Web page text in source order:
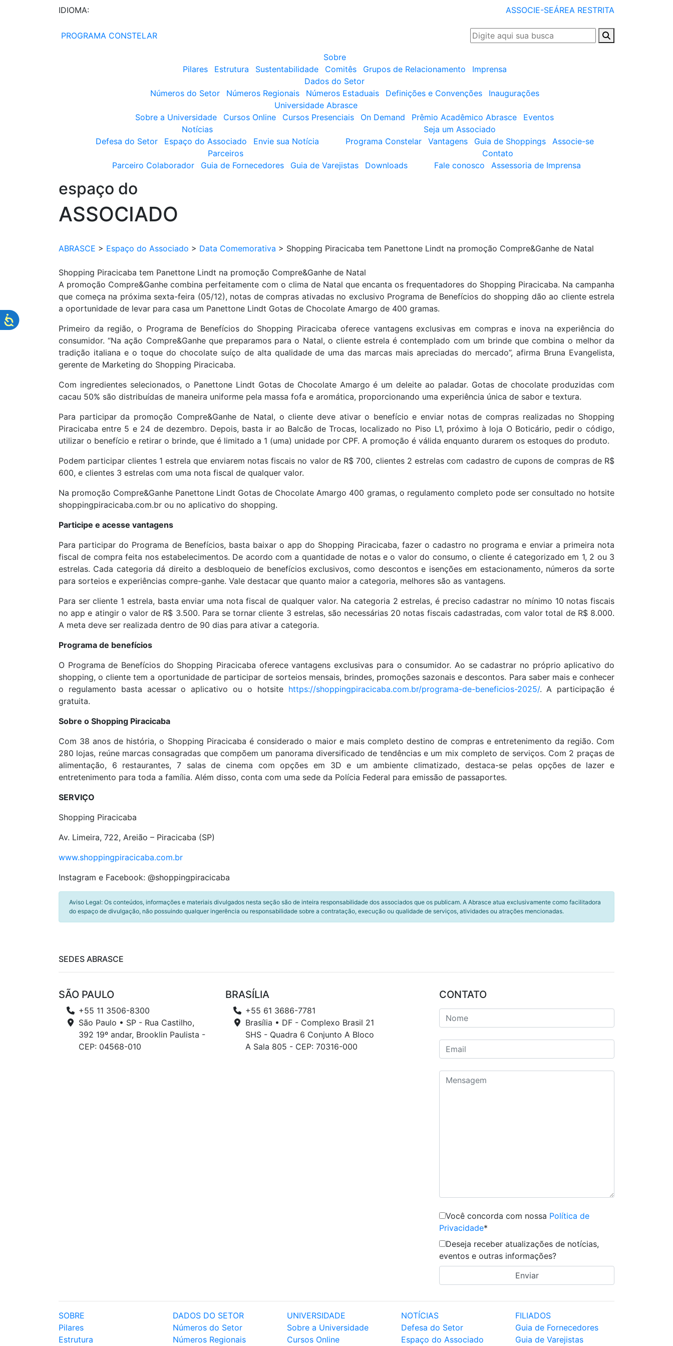
IDIOMA: ASSOCIE-SEÁREA RESTRITA
PROGRAMA CONSTELAR
Sobre
Pilares
Estrutura Sustentabilidade Comitês Grupos de Relacionamento
Imprensa
Dados do Setor
Números do Setor
Números Regionais Números Estaduais Definições e Convenções
Inaugurações
Universidade Abrasce
Sobre a Universidade
Cursos Online Cursos Presenciais On Demand Prêmio Acadêmico Abrasce
Eventos
Notícias
Defesa do Setor
Espaço do Associado Envie sua Notícia
Seja um Associado
Programa Constelar
Vantagens Guia de Shoppings
Associe-se
Parceiros
Parceiro Colaborador
Guia de Fornecedores Guia de Varejistas Downloads
Contato
Fale conosco
Assessoria de Imprensa
espaço do
ASSOCIADO
ABRASCE > Espaço do Associado > Data Comemorativa > Shopping Piracicaba tem Panettone Lindt na promoção Compre&Ganhe de Natal
Shopping Piracicaba tem Panettone Lindt na promoção Compre&Ganhe de Natal
A promoção Compre&Ganhe combina perfeitamente com o clima de Natal que encanta os frequentadores do Shopping Piracicaba. Na campanha
que começa na próxima sexta-feira (05/12), notas de compras ativadas no exclusivo Programa de Benefícios do shopping dão ao cliente estrela
a oportunidade de levar para casa um Panettone Lindt Gotas de Chocolate Amargo de 400 gramas.
Primeiro da região, o Programa de Benefícios do Shopping Piracicaba oferece vantagens exclusivas em compras e inova na experiência do
consumidor. “Na ação Compre&Ganhe que preparamos para o Natal, o cliente estrela é contemplado com um brinde que combina o melhor da
tradição italiana e o toque do chocolate suíço de alta qualidade de uma das marcas mais apreciadas do mercado”, afirma Bruna Evangelista,
gerente de Marketing do Shopping Piracicaba.
Com ingredientes selecionados, o Panettone Lindt Gotas de Chocolate Amargo é um deleite ao paladar. Gotas de chocolate produzidas com
cacau 50% são distribuídas de maneira uniforme pela massa fofa e aromática, proporcionando uma experiência única de sabor e textura.
Para participar da promoção Compre&Ganhe de Natal, o cliente deve ativar o benefício e enviar notas de compras realizadas no Shopping
Piracicaba entre 5 e 24 de dezembro. Depois, basta ir ao Balcão de Trocas, localizado no Piso L1, próximo à loja O Boticário, pedir o código,
utilizar o benefício e retirar o brinde, que é limitado a 1 (uma) unidade por CPF. A promoção é válida enquanto durarem os estoques do produto.
Podem participar clientes 1 estrela que enviarem notas fiscais no valor de R$ 700, clientes 2 estrelas com cadastro de cupons de compras de R$
600, e clientes 3 estrelas com uma nota fiscal de qualquer valor.
Na promoção Compre&Ganhe Panettone Lindt Gotas de Chocolate Amargo 400 gramas, o regulamento completo pode ser consultado no hotsite
shoppingpiracicaba.com.br ou no aplicativo do shopping.
Participe e acesse vantagens
Para participar do Programa de Benefícios, basta baixar o app do Shopping Piracicaba, fazer o cadastro no programa e enviar a primeira nota
fiscal de compra feita nos estabelecimentos. De acordo com a quantidade de notas e o valor do consumo, o cliente é categorizado em 1, 2 ou 3
estrelas. Cada categoria dá direito a desbloqueio de benefícios exclusivos, como descontos e isenções em estacionamento, números da sorte
para sorteios e experiências compre-ganhe. Vale destacar que quanto maior a categoria, melhores são as vantagens.
Para ser cliente 1 estrela, basta enviar uma nota fiscal de qualquer valor. Na categoria 2 estrelas, é preciso cadastrar no mínimo 10 notas fiscais
no app e atingir o valor de R$ 3.500. Para se tornar cliente 3 estrelas, são necessárias 20 notas fiscais cadastradas, com valor total de R$ 8.000.
A meta deve ser realizada dentro de 90 dias para ativar a categoria.
Programa de benefícios
O Programa de Benefícios do Shopping Piracicaba oferece vantagens exclusivas para o consumidor. Ao se cadastrar no próprio aplicativo do
shopping, o cliente tem a oportunidade de participar de sorteios mensais, brindes, promoções sazonais e descontos. Para saber mais e conhecer
o regulamento basta acessar o aplicativo ou o hotsite https://shoppingpiracicaba.com.br/programa-de-beneficios-2025/. A participação é
gratuita.
Sobre o Shopping Piracicaba
Com 38 anos de história, o Shopping Piracicaba é considerado o maior e mais completo destino de compras e entretenimento da região. Com
280 lojas, reúne marcas consagradas que compõem um panorama diversificado de tendências e um mix completo de serviços. Com 2 praças de
alimentação, 6 restaurantes, 7 salas de cinema com opções em 3D e um ambiente climatizado, destaca-se pelas opções de lazer e
entretenimento para toda a família. Além disso, conta com uma sede da Polícia Federal para emissão de passaportes.
SERVIÇO
Shopping Piracicaba
Av. Limeira, 722, Areião – Piracicaba (SP)
www.shoppingpiracicaba.com.br
Instagram e Facebook: @shoppingpiracicaba
Aviso Legal: Os conteúdos, informações e materiais divulgados nesta seção são de inteira responsabilidade dos associados que os publicam. A Abrasce atua exclusivamente como facilitadora
do espaço de divulgação, não possuindo qualquer ingerência ou responsabilidade sobre a contratação, execução ou qualidade de serviços, atividades ou atrações mencionadas.
SEDES ABRASCE
SÃO PAULO
+55 11 3506-8300
São Paulo • SP - Rua Castilho,
392 19º andar, Brooklin Paulista -
CEP: 04568-010
BRASÍLIA
+55 61 3686-7781
Brasília • DF - Complexo Brasil 21
SHS - Quadra 6 Conjunto A Bloco
A Sala 805 - CEP: 70316-000
CONTATO
Você concorda com nossa Política de
Privacidade*
Deseja receber atualizações de notícias,
eventos e outras informações?
SOBRE
Pilares
Estrutura
DADOS DO SETOR
Números do Setor
Números Regionais
UNIVERSIDADE
Sobre a Universidade
Cursos Online
NOTÍCIAS
Defesa do Setor
Espaço do Associado
FILIADOS
Guia de Fornecedores
Guia de Varejistas